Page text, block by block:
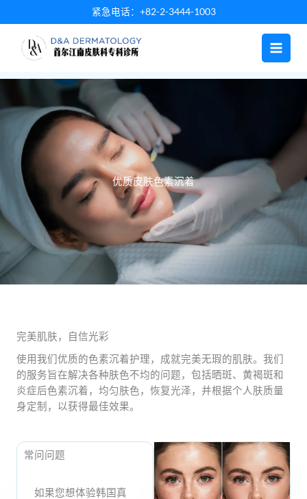
至
紧急电话：+82-2-3444-1003
优质皮肤色素沉着
完美肌肤，自信光彩
使用我们优质的色素沉着护理，成就完美无瑕的肌肤。我们
的服务旨在解决各种肤色不均的问题，包括晒斑、黄褐斑和
炎症后色素沉着，均匀肤色，恢复光泽，并根据个人肤质量
身定制，以获得最佳效果。
常问问题
如果您想体验韩国真